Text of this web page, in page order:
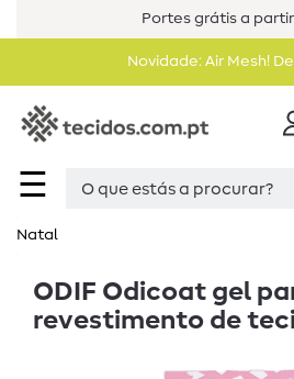
Portes grátis a
Novidade: Air Mesh!
☰
Natal
ODIF Odicoat gel
revestimento de